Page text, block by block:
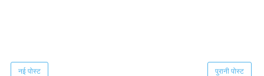
नई पोस्ट पुरानी पोस्ट